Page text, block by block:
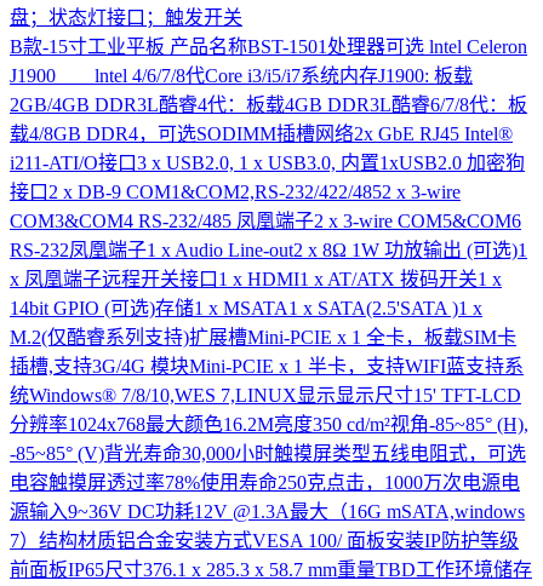
盘；状态灯接口；触发开关
B款-15寸工业平板 产品名称BST-1501处理器可选 lntel Celeron
J1900 lntel 4/6/7/8代Core i3/i5/i7系统内存J1900: 板载
2GB/4GB DDR3L酷睿4代：板载4GB DDR3L酷睿6/7/8代：板
载4/8GB DDR4，可选SODIMM插槽网络2x GbE RJ45 Intel®
i211-ATI/O接口3 x USB2.0, 1 x USB3.0, 内置1xUSB2.0 加密狗
接口2 x DB-9 COM1&COM2,RS-232/422/4852 x 3-wire
COM3&COM4 RS-232/485 凤凰端子2 x 3-wire COM5&COM6
RS-232凤凰端子1 x Audio Line-out2 x 8Ω 1W 功放输出 (可选)1
x 凤凰端子远程开关接口1 x HDMI1 x AT/ATX 拨码开关1 x
14bit GPIO (可选)存储1 x MSATA1 x SATA(2.5'SATA )1 x
M.2(仅酷睿系列支持)扩展槽Mini-PCIE x 1 全卡，板载SIM卡
插槽,支持3G/4G 模块Mini-PCIE x 1 半卡，支持WIFI蓝支持系
统Windows® 7/8/10,WES 7,LINUX显示显示尺寸15' TFT-LCD
分辨率1024x768最大颜色16.2M亮度350 cd/m²视角-85~85° (H),
-85~85° (V)背光寿命30,000小时触摸屏类型五线电阻式，可选
电容触摸屏透过率78%使用寿命250克点击，1000万次电源电
源输入9~36V DC功耗12V @1.3A最大（16G mSATA,windows
7）结构材质铝合金安装方式VESA 100/ 面板安装IP防护等级
前面板IP65尺寸376.1 x 285.3 x 58.7 mm重量TBD工作环境储存